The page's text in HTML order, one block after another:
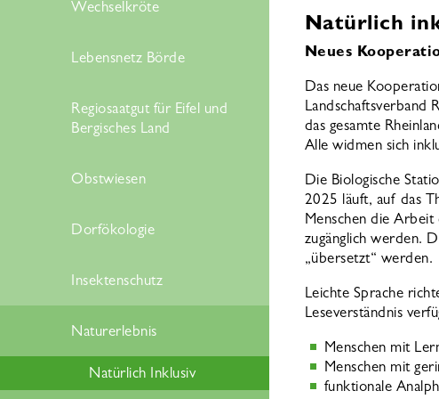
Wechselkröte
Lebensnetz Börde
Regiosaatgut für Eifel und
Bergisches Land
Obstwiesen
Dorfökologie
Insektenschutz
Naturerlebnis
Natürlich Inklusiv
Natürlich
Neues
Das neue
Landschaftsverband
das gesamte
Alle widmen sich
Die Biologische
2025 läuft, auf das
Menschen die
zugänglich werden.
„übersetzt“ werden.
Leichte Sprache
Leseverständnis
Menschen mit
Menschen mit
funktionale